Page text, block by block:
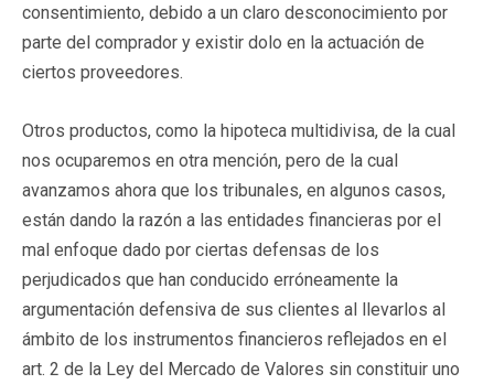
consentimiento, debido a un claro desconocimiento por
parte del comprador y existir dolo en la actuación de
ciertos proveedores.
Otros productos, como la hipoteca multidivisa, de la cual
nos ocuparemos en otra mención, pero de la cual
avanzamos ahora que los tribunales, en algunos casos,
están dando la razón a las entidades financieras por el
mal enfoque dado por ciertas defensas de los
perjudicados que han conducido erróneamente la
argumentación defensiva de sus clientes al llevarlos al
ámbito de los instrumentos financieros reflejados en el
art. 2 de la Ley del Mercado de Valores sin constituir uno